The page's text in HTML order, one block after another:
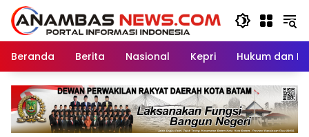
Langsung
konten
Beranda
Berita Nasional Kepri Hukum dan